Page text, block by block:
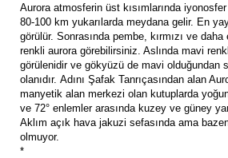
Aurora atmosferin üst kısımlarında
80-100 km yukarılarda meydana gelir. En
görülür. Sonrasında pembe, kırmızı ve
renkli aurora görebilirsiniz. Aslında mavi
görülenidir ve gökyüzü de mavi olduğundan
olanıdır. Adını Şafak Tanrıçasından alan
manyetik alan merkezi olan kutuplarda
ve 72° enlemler arasında kuzey ve güney
Aklım açık hava jakuzi sefasında ama
olmuyor.
*